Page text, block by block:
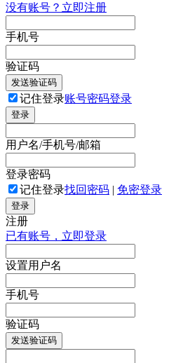
没有账号？立即注册
手机号
验证码
发送验证码
记住登录账号密码登录
登录
用户名/手机号/邮箱
登录密码
记住登录找回密码 | 免密登录
登录
注册
已有账号，立即登录
设置用户名
手机号
验证码
发送验证码